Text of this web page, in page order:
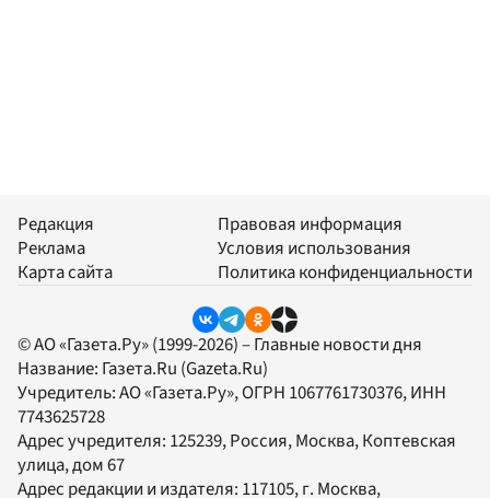
Редакция
Реклама
Карта сайта
Правовая информация
Условия использования
Политика конфиденциальности
© АО «Газета.Ру» (1999-2026) – Главные новости дня
Название: Газета.Ru (Gazeta.Ru)
Учредитель:АО «Газета.Ру», ОГРН 1067761730376, ИНН
7743625728
Адрес учредителя: 125239, Россия, Москва, Коптевская
улица, дом 67
Адрес редакции и издателя: 117105, г. Москва,